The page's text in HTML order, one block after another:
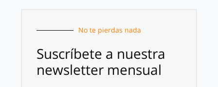
No te pierdas nada
Suscríbete a nuestra
newsletter mensual